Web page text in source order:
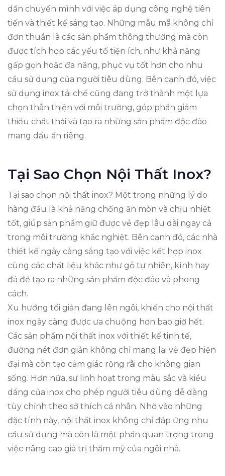
dần chuyển mình với việc áp dụng công nghệ tiên
tiến và thiết kế sáng tạo. Những mẫu mã không chỉ
đơn thuần là các sản phẩm thông thường mà còn
được tích hợp các yếu tố tiện ích, như khả năng
gấp gọn hoặc đa năng, phục vụ tốt hơn cho nhu
cầu sử dụng của người tiêu dùng. Bên cạnh đó, việc
sử dụng inox tái chế cũng đang trở thành một lựa
chọn thân thiện với môi trường, góp phần giảm
thiểu chất thải và tạo ra những sản phẩm độc đáo
mang dấu ấn riêng.
Tại Sao Chọn Nội Thất Inox?
Tại sao chọn nội thất inox? Một trong những lý do
hàng đầu là khả năng chống ăn mòn và chịu nhiệt
tốt, giúp sản phẩm giữ được vẻ đẹp lâu dài ngay cả
trong môi trường khắc nghiệt. Bên cạnh đó, các nhà
thiết kế ngày càng sáng tạo với việc kết hợp inox
cùng các chất liệu khác như gỗ tự nhiên, kính hay
đá để tạo ra những sản phẩm độc đáo và phong
cách.
Xu hướng tối giản đang lên ngôi, khiến cho nội thất
inox ngày càng được ưa chuộng hơn bao giờ hết.
Các sản phẩm nội thất inox với thiết kế tinh tế,
đường nét đơn giản không chỉ mang lại vẻ đẹp hiện
đại mà còn tạo cảm giác rộng rãi cho không gian
sống. Hơn nữa, sự linh hoạt trong màu sắc và kiểu
dáng của inox cho phép người tiêu dùng dễ dàng
tùy chỉnh theo sở thích cá nhân. Nhờ vào những
đặc tính này, nội thất inox không chỉ đáp ứng nhu
cầu sử dụng mà còn là một phần quan trọng trong
việc nâng cao giá trị thẩm mỹ của ngôi nhà.